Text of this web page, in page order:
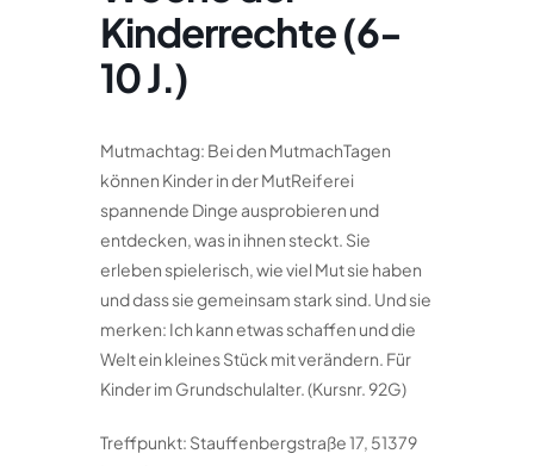
Kinderrechte (6-
10 J.)
Mutmachtag: Bei den MutmachTagen
können Kinder in der MutReiferei
spannende Dinge ausprobieren und
entdecken, was in ihnen steckt. Sie
erleben spielerisch, wie viel Mut sie haben
und dass sie gemeinsam stark sind. Und sie
merken: Ich kann etwas schaffen und die
Welt ein kleines Stück mit verändern. Für
Kinder im Grundschulalter. (Kursnr. 92G)
Treffpunkt: Stauffenbergstraße 17, 51379